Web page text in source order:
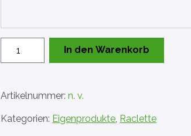
In den Warenkorb
Artikelnummer:n. v.
Kategorien: Eigenprodukte Raclette